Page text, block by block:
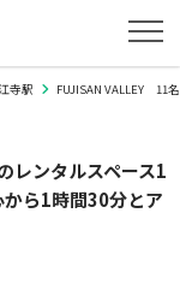
寺駅 FUJISAN VALLEY 11
レンタルスペース1
ら1時間30分とア